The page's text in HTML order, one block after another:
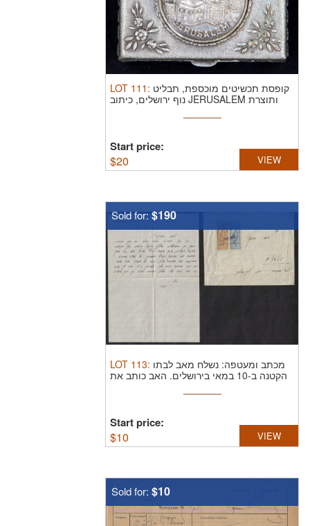
LOT 111 : קופסת תכשיטים מוכספת, תבליט
נוף ירושלים, כיתוב JERUSALEM ותוצרת
Start price:
$20 VIEW
Sold for: $190
LOT 113: מכתב ומעטפה: נשלח מאב לבתו
הקטנה ב-10 במאי בירושלים. האב כותב את
Start price:
$10 VIEW
Sold for: $10